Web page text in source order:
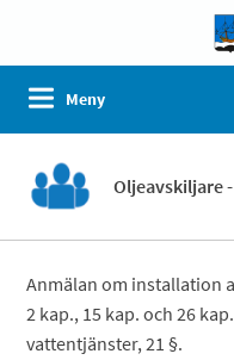
Meny
Oljeavskiljare
Anmälan om installation
2 kap., 15 kap. och 26
vattentjänster, 21 §.